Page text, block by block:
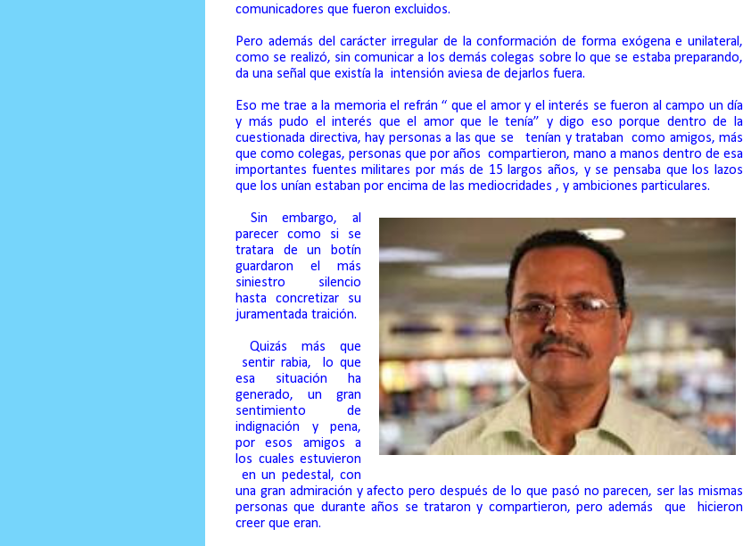
comunicadores que fueron excluidos.
Pero además del carácter irregular de la conformación de forma exógena e unilateral,
como se realizó, sin comunicar a los demás colegas sobre lo que se estaba preparando,
da una señal que existía la intensión aviesa de dejarlos fuera.
Eso me trae a la memoria el refrán “ que el amor y el interés se fueron al campo un día
y más pudo el interés que el amor que le tenía” y digo eso porque dentro de la
cuestionada directiva, hay personas a las que se
tenían y trataban
como amigos, más
que como colegas, personas que por años compartieron, mano a manos dentro de esa
importantes fuentes militares por más de 15 largos años, y se pensaba que los lazos
que los unían estaban por encima de las mediocridades , y ambiciones particulares.
Sin embargo, al
parecer como si se
tratara de un botín
guardaron el más
siniestro silencio
hasta concretizar su
juramentada traición.
Quizás más que
sentir rabia,
lo que
esa situación ha
generado, un gran
sentimiento de
indignación y pena,
por esos amigos a
los cuales estuvieron
en un pedestal, con
una gran admiración y afecto pero después de lo que pasó no parecen, ser las mismas
personas que durante años se trataron y compartieron, pero además
que
hicieron
creer que eran.